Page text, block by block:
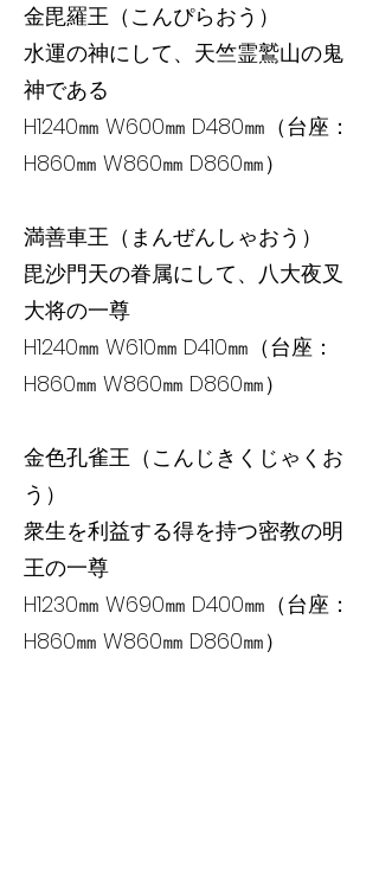
金毘羅王（こんぴらおう）
水運の神にして、天竺霊鷲山の鬼
神である
H1240㎜ W600㎜ D480㎜（台座：
H860㎜ W860㎜ D860㎜）
満善車王（まんぜんしゃおう）
毘沙門天の眷属にして、八大夜叉
大将の一尊
H1240㎜ W610㎜ D410㎜（台座：
H860㎜ W860㎜ D860㎜）
金色孔雀王（こんじきくじゃくお
う）
衆生を利益する得を持つ密教の明
王の一尊
H1230㎜ W690㎜ D400㎜（台座：
H860㎜ W860㎜ D860㎜）